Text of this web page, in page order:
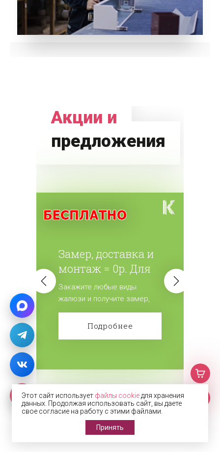
Акции и
предложения
Замер, доставка и
монтаж = 0р. Для
всех жалюзи.
Закажите любые виды
жалюзи и получите замер,
доставку и монтаж
бесплатно! Сделайте заказ!
Подробнее
Подробнее
Этот сайт использует файлы cookie для хранения
данных. Продолжая использовать сайт, вы даете
свое согласие на работу с этими файлами.
Принять